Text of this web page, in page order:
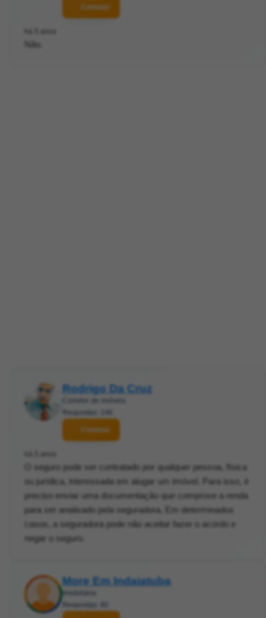
Contatar
há 5 anos
Não.
Rodrigo Da Cruz
Corretor de imóveis
Respostas: 146
Contatar
há 5 anos
O seguro pode ser contratado por qualquer pessoa, física
ou jurídica, interessada em alugar um imóvel. Para isso, é
preciso enviar uma documentação que comprove a renda
para ser analisado pela seguradora. Em determinados
casos, a seguradora pode não aceitar fazer o acordo e
negar o seguro.
More Em Indaiatuba
Imobiliária
Respostas: 80